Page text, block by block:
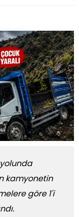
kamyonetin
göre 1'i